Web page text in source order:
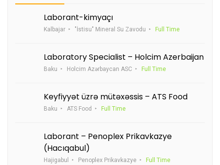
Laborant-kimyaçı
Kalbajar "İstisu" Mineral Su Zavodu Full Time
Laboratory Specialist – Holcim Azerbaijan
Baku Holcim Azərbaycan ASC Full Time
Keyfiyyət üzrə mütəxəssis – ATS Food
Baku ATS Food Full Time
Laborant – Penoplex Prikavkazye
(Hacıqabul)
Hajigabul Penoplex Prikavkazye Full Time